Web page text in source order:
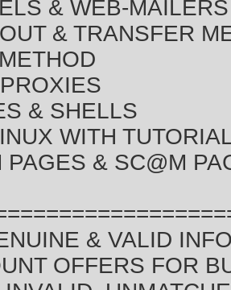
& WEB-MAILERS
& TRANSFER
& SHELLS
WITH
PAGES & SC@M
& VALID
OFFERS FOR